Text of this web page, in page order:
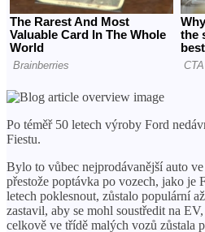
Po téměř 50 letech výroby Ford
Fiestu.
Bylo to vůbec nejprodávanější auto
přestože poptávka po vozech, jako je
letech poklesnout, zůstalo populární
zastavil, aby se mohl soustředit na
celkově ve třídě malých vozů zůstala